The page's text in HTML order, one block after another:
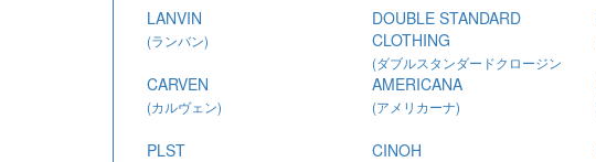
LANVIN
(ランバン)
DOUBLE STANDARD
CLOTHING
(ダブルスタンダードクロージン
グ)
CARVEN
(カルヴェン)
AMERICANA
(アメリカーナ)
PLST CINOH